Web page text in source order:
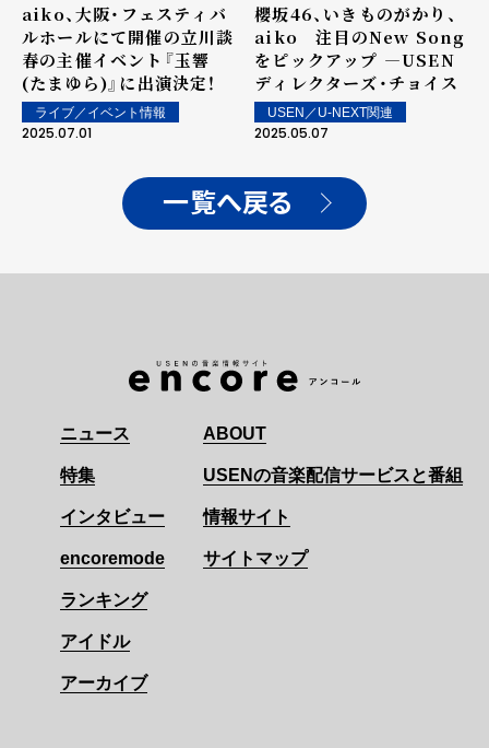
aiko、大阪・フェスティバ
ルホールにて開催の立川談
春の主催イベント『玉響
(たまゆら)』に出演決定！
ライブ／イベント情報
2025.07.01
櫻坂46、いきものがかり、
aiko 注目のNew Song
をピックアップ ―USEN
ディレクターズ・チョイス
USEN／U-NEXT関連
2025.05.07
一覧へ戻る
ニュース
特集
インタビュー
encoremode
ランキング
アイドル
アーカイブ
ABOUT
USENの音楽配信サービスと番組
情報サイト
サイトマップ